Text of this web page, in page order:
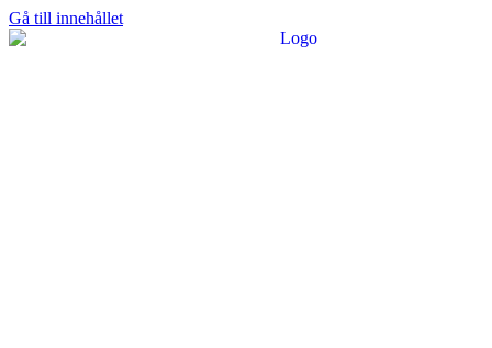
Gå till innehållet